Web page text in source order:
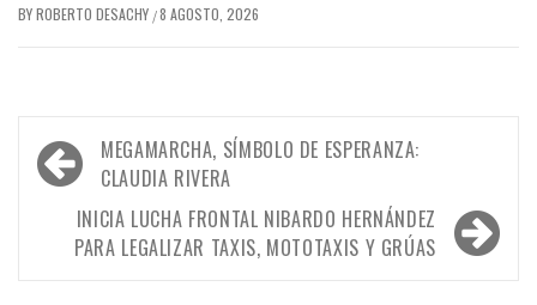
BYROBERTO DESACHY /8 AGOSTO, 2026
Navegación
de
entradas
MEGAMARCHA, SÍMBOLO DE ESPERANZA:
CLAUDIA RIVERA
INICIA LUCHA FRONTAL NIBARDO HERNÁNDEZ
PARA LEGALIZAR TAXIS, MOTOTAXIS Y GRÚAS